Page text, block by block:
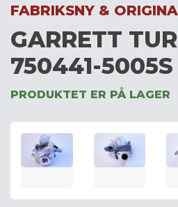
FABRIKSNY &
GARRETT
750441-5005S
PRODUKTET ER PÅ LAGER